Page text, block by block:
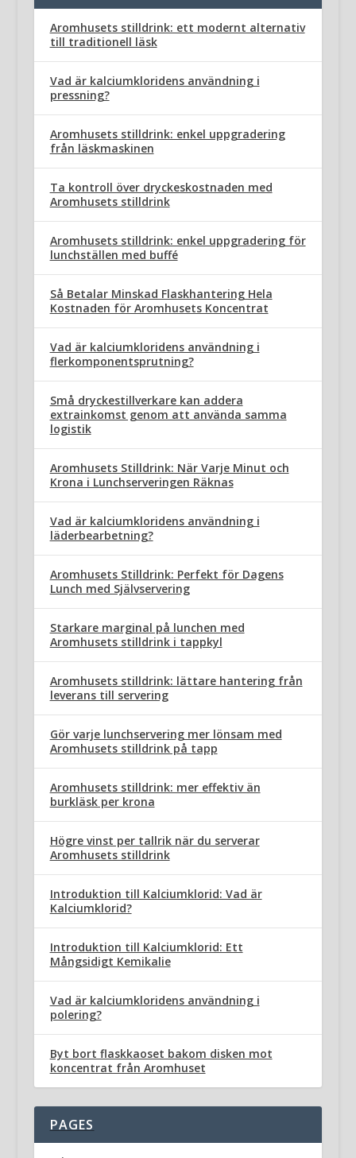
Aromhusets stilldrink: ett modernt alternativ
till traditionell läsk
Vad är kalciumkloridens användning i
pressning?
Aromhusets stilldrink: enkel uppgradering
från läskmaskinen
Ta kontroll över dryckeskostnaden med
Aromhusets stilldrink
Aromhusets stilldrink: enkel uppgradering för
lunchställen med buffé
Så Betalar Minskad Flaskhantering Hela
Kostnaden för Aromhusets Koncentrat
Vad är kalciumkloridens användning i
flerkomponentsprutning?
Små dryckestillverkare kan addera
extrainkomst genom att använda samma
logistik
Aromhusets Stilldrink: När Varje Minut och
Krona i Lunchserveringen Räknas
Vad är kalciumkloridens användning i
läderbearbetning?
Aromhusets Stilldrink: Perfekt för Dagens
Lunch med Självservering
Starkare marginal på lunchen med
Aromhusets stilldrink i tappkyl
Aromhusets stilldrink: lättare hantering från
leverans till servering
Gör varje lunchservering mer lönsam med
Aromhusets stilldrink på tapp
Aromhusets stilldrink: mer effektiv än
burkläsk per krona
Högre vinst per tallrik när du serverar
Aromhusets stilldrink
Introduktion till Kalciumklorid: Vad är
Kalciumklorid?
Introduktion till Kalciumklorid: Ett
Mångsidigt Kemikalie
Vad är kalciumkloridens användning i
polering?
Byt bort flaskkaoset bakom disken mot
koncentrat från Aromhuset
PAGES